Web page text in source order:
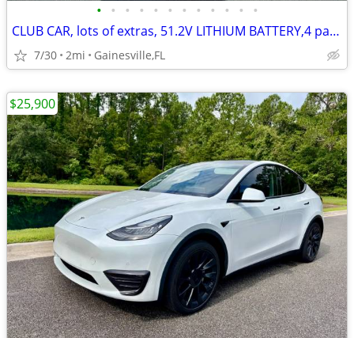
• • • • • • • • • • • •
CLUB CAR, lots of extras, 51.2V LITHIUM BATTERY,4 passenger golf cart
7/30 2mi Gainesville,FL
$25,900